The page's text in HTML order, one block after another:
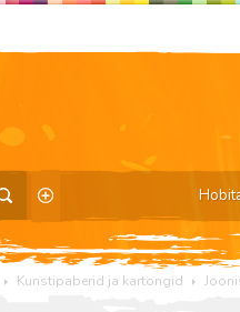
Kunstipaberid ja kartongid